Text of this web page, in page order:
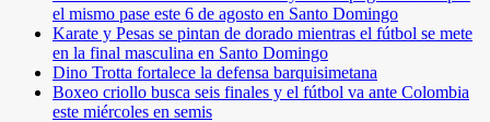
el mismo pase este 6 de agosto en Santo Domingo
Karate y Pesas se pintan de dorado mientras el fútbol se mete
en la final masculina en Santo Domingo
Dino Trotta fortalece la defensa barquisimetana
Boxeo criollo busca seis finales y el fútbol va ante Colombia
este miércoles en semis